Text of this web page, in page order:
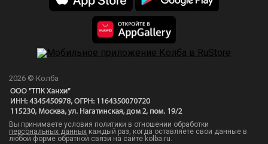
2026 © Колба
Вы принимаете условия политики в отношении обработки
персональных данных каждый раз, когда оставляете свои данные в
любой форме обратной связи на сайте kolba.ru.